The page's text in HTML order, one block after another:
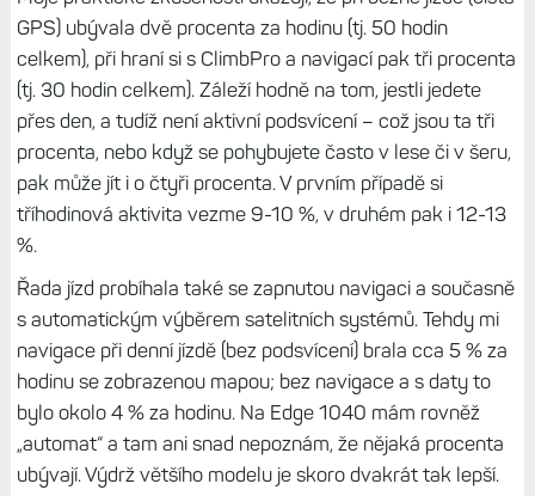
Výdrž je na pohodu
Pokud se rozhodnete pro model bez soláru, což by bylo při
výši příplatku pochopitelné, můžete počítat s výrazně
delší výdrží než u starších modelů. Garmin udává až 42
hodin při nenáročném použití (tj. bez aktivní navigace a s
minimem připojených senzorů), což je více než